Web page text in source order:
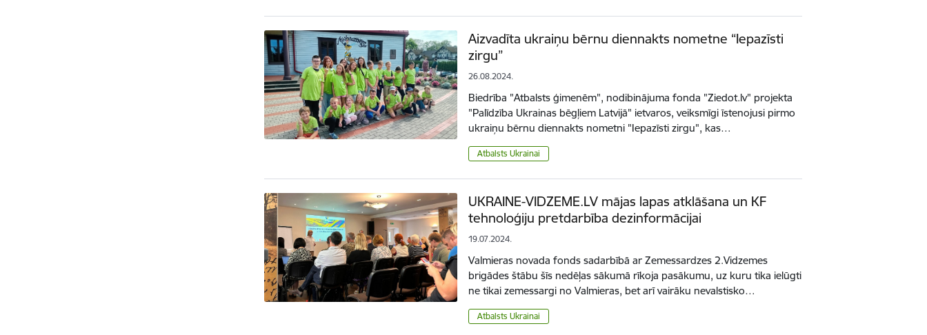
Aizvadīta ukraiņu bērnu diennakts nometne “Iepazīsti
zirgu”
26.08.2024.
Biedrība "Atbalsts ģimenēm", nodibinājuma fonda "Ziedot.lv" projekta
"Palīdzība Ukrainas bēgļiem Latvijā" ietvaros, veiksmīgi īstenojusi pirmo
ukraiņu bērnu diennakts nometni "Iepazīsti zirgu", kas…
Atbalsts Ukrainai
UKRAINE-VIDZEME.LV mājas lapas atklāšana un KF
tehnoloģiju pretdarbība dezinformācijai
19.07.2024.
Valmieras novada fonds sadarbībā ar Zemessardzes 2.Vidzemes
brigādes štābu šīs nedēļas sākumā rīkoja pasākumu, uz kuru tika ielūgti
ne tikai zemessargi no Valmieras, bet arī vairāku nevalstisko…
Atbalsts Ukrainai